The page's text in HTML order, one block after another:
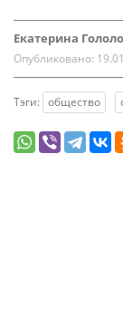
Екатерина
Опубликовано:
Тэги: общество